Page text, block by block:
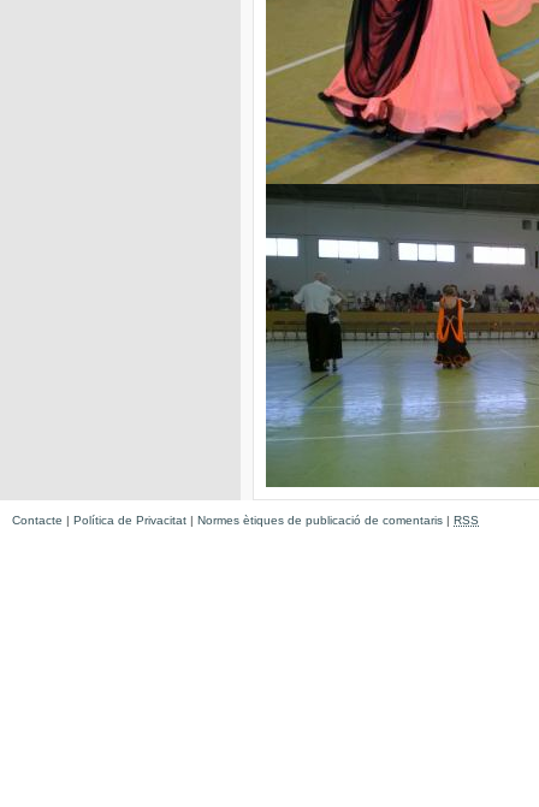
Contacte | Política de Privacitat | Normes ètiques de publicació de comentaris | RSS